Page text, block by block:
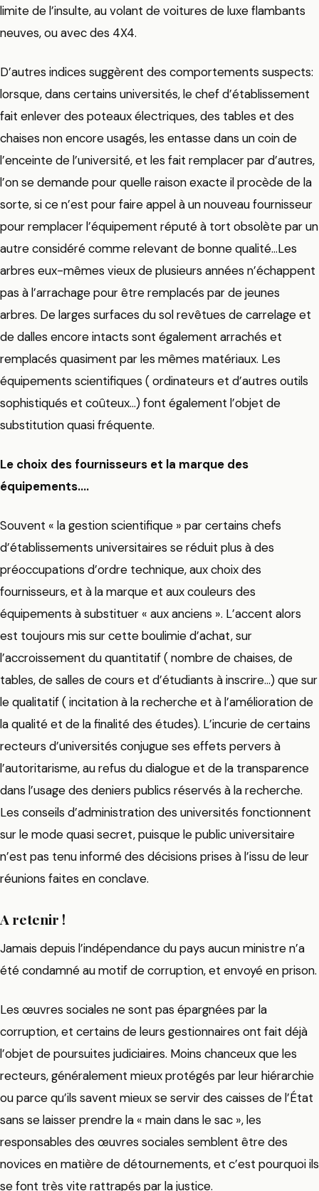
limite de l’insulte, au volant de voitures de luxe flambants
neuves, ou avec des 4X4.
D’autres indices suggèrent des comportements suspects:
lorsque, dans certains universités, le chef d’établissement
fait enlever des poteaux électriques, des tables et des
chaises non encore usagés, les entasse dans un coin de
l’enceinte de l’université, et les fait remplacer par d’autres,
l’on se demande pour quelle raison exacte il procède de la
sorte, si ce n’est pour faire appel à un nouveau fournisseur
pour remplacer l’équipement réputé à tort obsolète par un
autre considéré comme relevant de bonne qualité…Les
arbres eux-mêmes vieux de plusieurs années n’échappent
pas à l’arrachage pour être remplacés par de jeunes
arbres. De larges surfaces du sol revêtues de carrelage et
de dalles encore intacts sont également arrachés et
remplacés quasiment par les mêmes matériaux. Les
équipements scientifiques ( ordinateurs et d’autres outils
sophistiqués et coûteux…) font également l’objet de
substitution quasi fréquente.
Le choix des fournisseurs et la marque des
équipements….
Souvent « la gestion scientifique » par certains chefs
d’établissements universitaires se réduit plus à des
préoccupations d’ordre technique, aux choix des
fournisseurs, et à la marque et aux couleurs des
équipements à substituer « aux anciens ». L’accent alors
est toujours mis sur cette boulimie d’achat, sur
l’accroissement du quantitatif ( nombre de chaises, de
tables, de salles de cours et d’étudiants à inscrire…) que sur
le qualitatif ( incitation à la recherche et à l’amélioration de
la qualité et de la finalité des études). L’incurie de certains
recteurs d’universités conjugue ses effets pervers à
l’autoritarisme, au refus du dialogue et de la transparence
dans l’usage des deniers publics réservés à la recherche.
Les conseils d’administration des universités fonctionnent
sur le mode quasi secret, puisque le public universitaire
n’est pas tenu informé des décisions prises à l’issu de leur
réunions faites en conclave.
A retenir !
Jamais depuis l’indépendance du pays aucun ministre n’a
été condamné au motif de corruption, et envoyé en prison.
Les œuvres sociales ne sont pas épargnées par la
corruption, et certains de leurs gestionnaires ont fait déjà
l’objet de poursuites judiciaires. Moins chanceux que les
recteurs, généralement mieux protégés par leur hiérarchie
ou parce qu’ils savent mieux se servir des caisses de l’État
sans se laisser prendre la « main dans le sac », les
responsables des œuvres sociales semblent être des
novices en matière de détournements, et c’est pourquoi ils
se font très vite rattrapés par la justice.